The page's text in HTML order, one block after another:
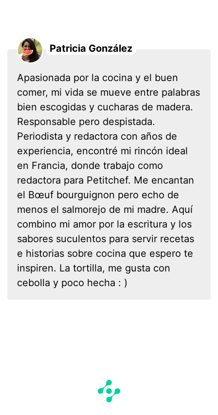
Patricia González
Apasionada por la cocina y el buen
comer, mi vida se mueve entre palabras
bien escogidas y cucharas de madera.
Responsable pero despistada.
Periodista y redactora con años de
experiencia, encontré mi rincón ideal
en Francia, donde trabajo como
redactora para Petitchef. Me encantan
el Bœuf bourguignon pero echo de
menos el salmorejo de mi madre. Aquí
combino mi amor por la escritura y los
sabores suculentos para servir recetas
e historias sobre cocina que espero te
inspiren. La tortilla, me gusta con
cebolla y poco hecha : )